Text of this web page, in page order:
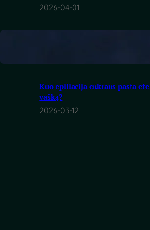
2026-04-01
Kuo epiliacija cukraus pasta
vašką?
2026-03-12